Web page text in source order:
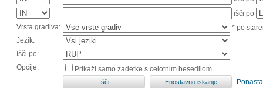
išči po
Vrsta gradiva:
* po
Jezik:
Išči po:
Opcije:
Prikaži samo zadetke s celotnim besedilom